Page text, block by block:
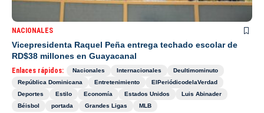
NACIONALES
Vicepresidenta Raquel Peña entrega techado escolar de
RD$38 millones en Guayacanal
Enlaces rápidos: Nacionales Internacionales
Deultimominuto
República Dominicana
Entretenimiento
ElPeriódicodelaVerdad
Deportes
Estilo Economía Estados Unidos
Luis Abinader
Béisbol
portada Grandes Ligas MLB